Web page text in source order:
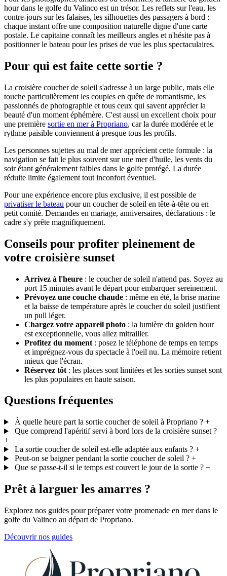
hour dans le golfe du Valinco est un trésor. Les reflets sur l'eau, les
contre-jours sur les falaises, les silhouettes des passagers à bord :
chaque instant offre une composition naturelle digne d'une carte
postale. Le capitaine connaît les meilleurs angles et n'hésite pas à
positionner le bateau pour les prises de vue les plus spectaculaires.
Pour qui est faite cette sortie ?
La croisière coucher de soleil s'adresse à un large public, mais elle
touche particulièrement les couples en quête de romantisme, les
passionnés de photographie et tous ceux qui savent apprécier la
beauté d'un moment éphémère. C'est aussi un excellent choix pour
une première sortie en mer à Propriano, car la durée modérée et le
rythme paisible conviennent à presque tous les profils.
Les personnes sujettes au mal de mer apprécient cette formule : la
navigation se fait le plus souvent sur une mer d'huile, les vents du
soir étant généralement faibles dans le golfe protégé. La durée
réduite limite également tout inconfort éventuel.
Pour une expérience encore plus exclusive, il est possible de
privatiser le bateau pour un coucher de soleil en tête-à-tête ou en
petit comité. Demandes en mariage, anniversaires, déclarations : le
cadre s'y prête magnifiquement.
Conseils pour profiter pleinement de
votre croisière sunset
Arrivez à l'heure : le coucher de soleil n'attend pas. Soyez au
port 15 minutes avant le départ pour embarquer sereinement.
Prévoyez une couche chaude : même en été, la brise marine
et la baisse de température après le coucher du soleil justifient
un pull léger.
Chargez votre appareil photo : la lumière du golden hour
est exceptionnelle, vous allez mitrailler.
Profitez du moment : posez le téléphone de temps en temps
et imprégnez-vous du spectacle à l'oeil nu. La mémoire retient
mieux que l'écran.
Réservez tôt : les places sont limitées et les sorties sunset sont
les plus populaires en haute saison.
Questions fréquentes
À quelle heure part la sortie coucher de soleil à Propriano ? +
Que comprend l'apéritif servi à bord lors de la croisière sunset ?
+
La sortie coucher de soleil est-elle adaptée aux enfants ? +
Peut-on se baigner pendant la sortie coucher de soleil ? +
Que se passe-t-il si le temps est couvert le jour de la sortie ? +
Prêt à larguer les amarres ?
Explorez nos guides pour préparer votre promenade en mer dans le
golfe du Valinco au départ de Propriano.
Découvrir nos guides